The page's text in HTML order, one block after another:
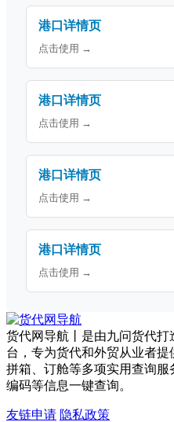
港口详情页
点击使用 →
港口详情页
点击使用 →
港口详情页
点击使用 →
港口详情页
点击使用 →
货代网导航丨是由九问货代打
台，专为货代和外贸从业者提
拼箱、订舱等多项实用查询服
编码等信息一键查询。
友链申请 隐私政策